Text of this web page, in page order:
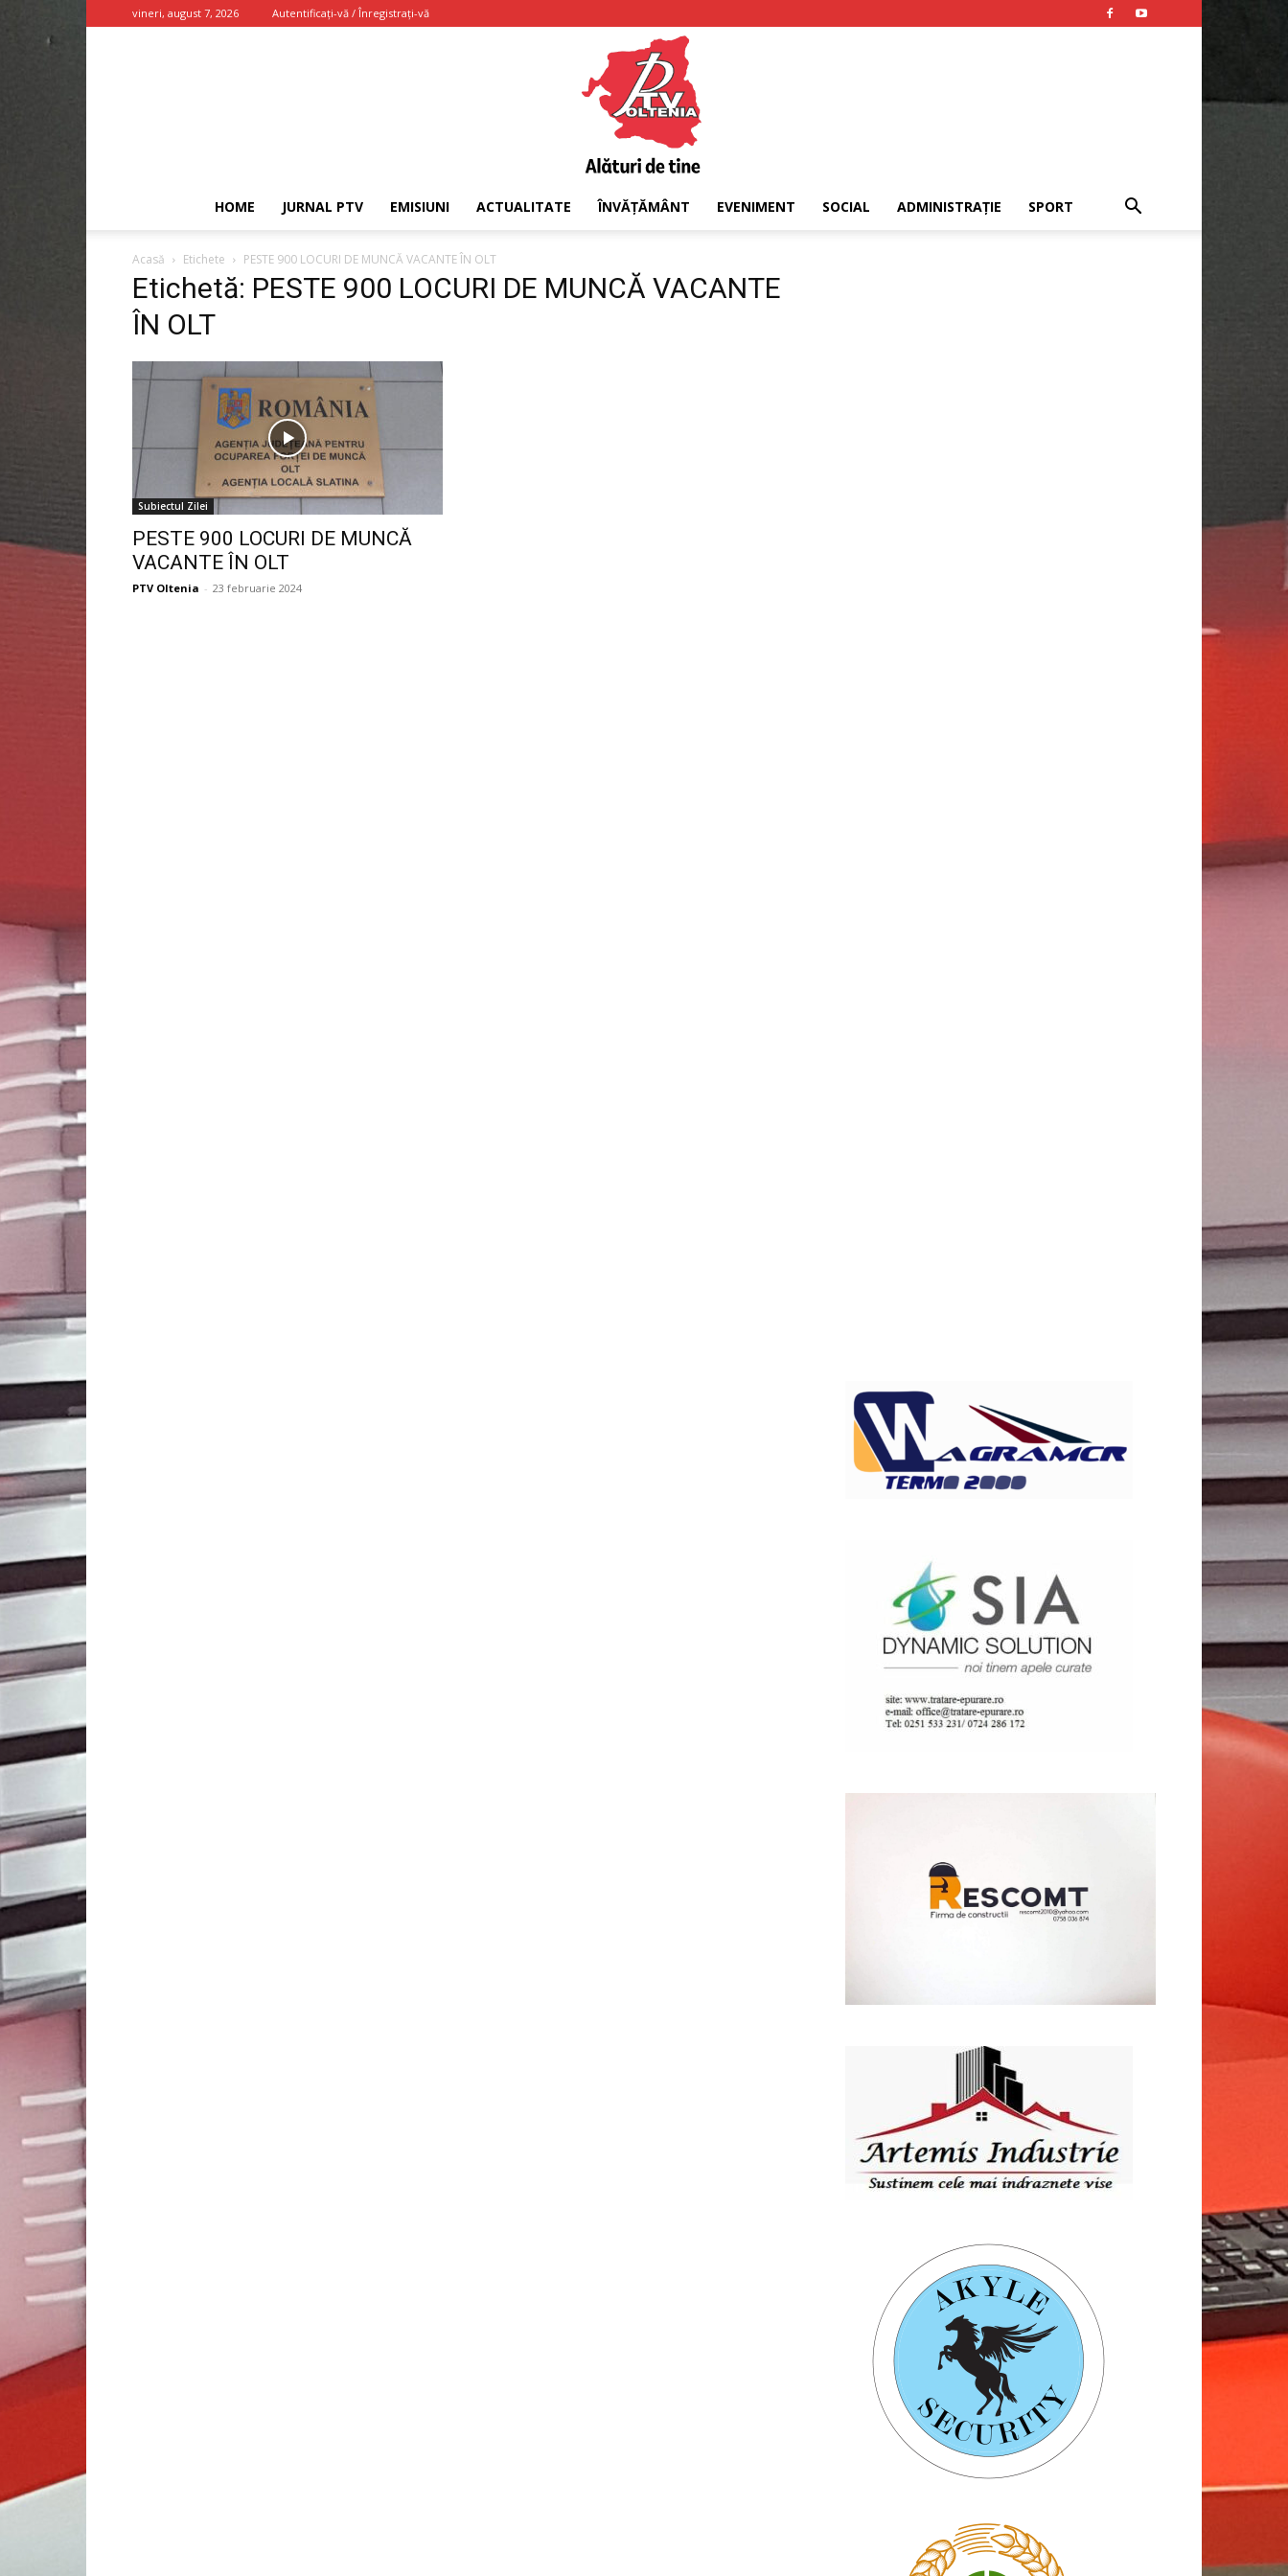
vineri, august 7, 2026 Autentificați-vă / Înregistrați-vă
HOME JURNAL PTV EMISIUNI ACTUALITATE ÎNVĂȚĂMÂNT EVENIMENT SOCIAL ADMINISTRAȚIE SPORT
Acasă Etichete PESTE 900 LOCURI DE MUNCĂ VACANTE ÎN OLT
Etichetă: PESTE 900 LOCURI DE MUNCĂ VACANTE
ÎN OLT
Subiectul Zilei
PESTE 900 LOCURI DE MUNCĂ
VACANTE ÎN OLT
PTV Oltenia - 23 februarie 2024